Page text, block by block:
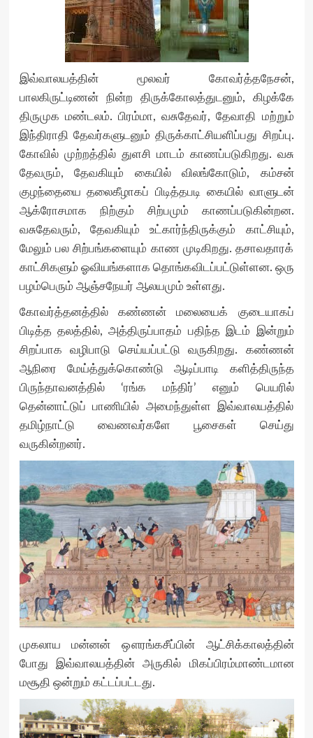
இவ்வாலயத்தின் மூலவர் கோவர்த்தநேசன்,
பாலகிருட்டிணன் நின்ற திருக்கோலத்துடனும், கிழக்கே
திருமுக மண்டலம். பிரம்மா, வசுதேவர், தேவாதி மற்றும்
இந்திராதி தேவர்களுடனும் திருக்காட்சியளிப்பது சிறப்பு.
கோவில் முற்றத்தில் துளசி மாடம் காணப்படுகிறது. வசு
தேவரும், தேவகியும் கையில் விலங்கோடும், கம்சன்
குழந்தையை தலைகீழாகப் பிடித்தபடி கையில் வாளுடன்
ஆக்ரோசமாக நிற்கும் சிற்பமும் காணப்படுகின்றன.
வசுதேவரும், தேவகியும் உட்கார்ந்திருக்கும் காட்சியும்,
மேலும் பல சிற்பங்களையும் காண முடிகிறது. தசாவதாரக்
காட்சிகளும் ஓவியங்களாக தொங்கவிடப்பட்டுள்ளன. ஒரு
பழம்பெரும் ஆஞ்சநேயர் ஆலயமும் உள்ளது.
கோவர்த்தனத்தில் கண்ணன் மலையைக் குடையாகப்
பிடித்த தலத்தில், அத்திருப்பாதம் பதிந்த இடம் இன்றும்
சிறப்பாக வழிபாடு செய்யப்பட்டு வருகிறது. கண்ணன்
ஆநிரை மேய்த்துக்கொண்டு ஆடிப்பாடி களித்திருந்த
பிருந்தாவனத்தில் ‘ரங்க மந்திர்’ எனும் பெயரில்
தென்னாட்டுப் பாணியில் அமைந்துள்ள இவ்வாலயத்தில்
தமிழ்நாட்டு வைணவர்களே பூசைகள் செய்து
வருகின்றனர்.
முகலாய மன்னன் ஔரங்கசீப்பின் ஆட்சிக்காலத்தின்
போது இவ்வாலயத்தின் அருகில் மிகப்பிரம்மாண்டமான
மசூதி ஒன்றும் கட்டப்பட்டது.